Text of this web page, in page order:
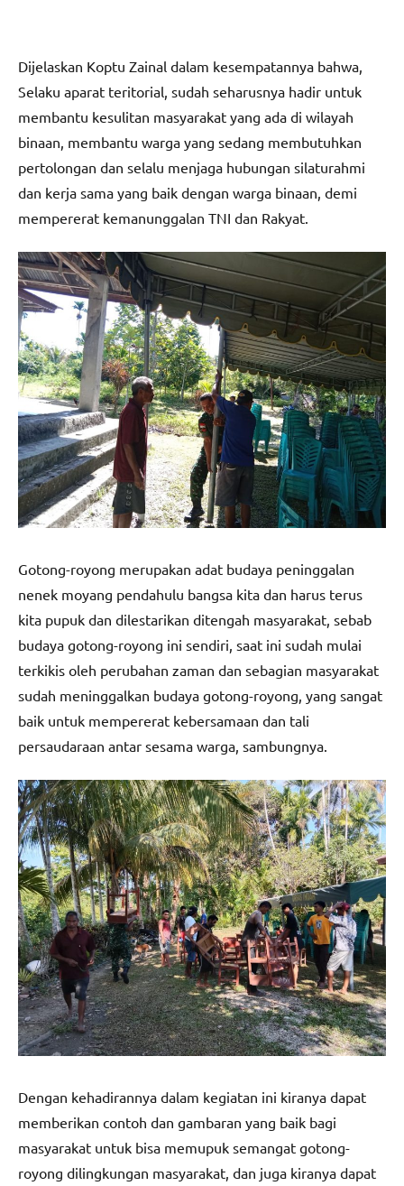
Dijelaskan Koptu Zainal dalam kesempatannya bahwa,
Selaku aparat teritorial, sudah seharusnya hadir untuk
membantu kesulitan masyarakat yang ada di wilayah
binaan, membantu warga yang sedang membutuhkan
pertolongan dan selalu menjaga hubungan silaturahmi
dan kerja sama yang baik dengan warga binaan, demi
mempererat kemanunggalan TNI dan Rakyat.
Gotong-royong merupakan adat budaya peninggalan
nenek moyang pendahulu bangsa kita dan harus terus
kita pupuk dan dilestarikan ditengah masyarakat, sebab
budaya gotong-royong ini sendiri, saat ini sudah mulai
terkikis oleh perubahan zaman dan sebagian masyarakat
sudah meninggalkan budaya gotong-royong, yang sangat
baik untuk mempererat kebersamaan dan tali
persaudaraan antar sesama warga, sambungnya.
Dengan kehadirannya dalam kegiatan ini kiranya dapat
memberikan contoh dan gambaran yang baik bagi
masyarakat untuk bisa memupuk semangat gotong-
royong dilingkungan masyarakat, dan juga kiranya dapat